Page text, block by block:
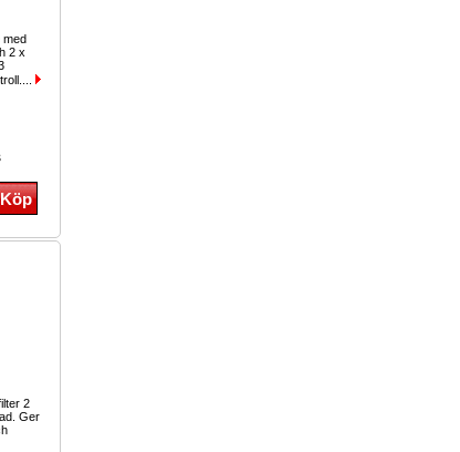
med
2 x
2
Ger